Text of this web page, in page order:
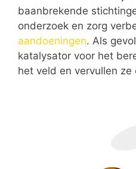
baanbrekende
onderzoek en zorg
aandoeningen. Als
katalysator voor het
het veld en vervullen